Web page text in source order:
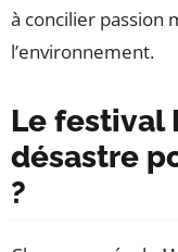
à concilier passion
l’environnement.
Le festival
désastre
?